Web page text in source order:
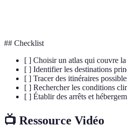
## Checklist
[ ] Choisir un atlas qui couvre la
[ ] Identifier les destinations
[ ] Tracer des itinéraires
[ ] Rechercher les conditions
[ ] Établir des arrêts et
📺 Ressource Vidéo